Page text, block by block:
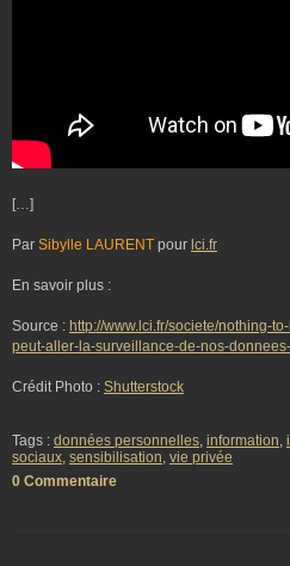
[…]
Par Sibylle LAURENT pour lci.fr
En savoir plus :
Source : http://www.lci.fr/societe/nothing-
peut-aller-la-surveillance-de-nos-
Crédit Photo : Shutterstock
Tags : données personnelles, information,
sociaux, sensibilisation, vie privée
0 Commentaire